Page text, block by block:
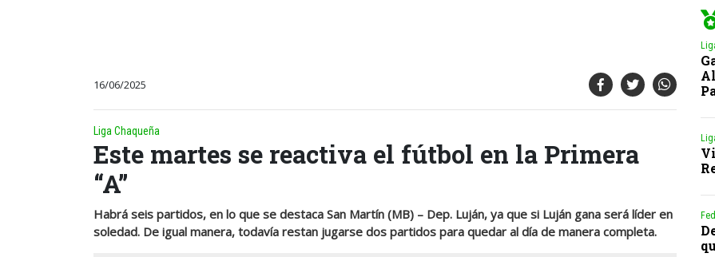
16/06/2025
Liga Chaqueña
Este martes se reactiva el fútbol en la Primera
“A”
Habrá seis partidos, en lo que se destaca San Martín (MB) – Dep. Luján, ya que si Luján gana será líder en
soledad. De igual manera, todavía restan jugarse dos partidos para quedar al día de manera completa.